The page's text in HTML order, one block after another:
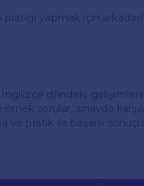
pratiği yapmak için
İngilizce dilindeki
örnek sorular, sınavda
ve pratik ile başarılı